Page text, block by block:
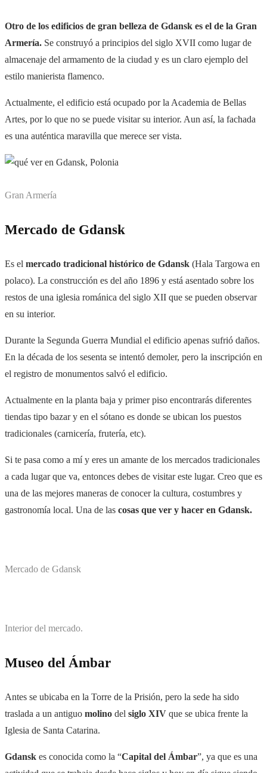
Otro de los edificios de gran belleza de Gdansk es el de la Gran
Armería. Se construyó a principios del siglo XVII como lugar de
almacenaje del armamento de la ciudad y es un claro ejemplo del
estilo manierista flamenco.
Actualmente, el edificio está ocupado por la Academia de Bellas
Artes, por lo que no se puede visitar su interior. Aun así, la fachada
es una auténtica maravilla que merece ser vista.
Gran Armería
Mercado de Gdansk
Es el mercado tradicional histórico de Gdansk (Hala Targowa en
polaco). La construcción es del año 1896 y está asentado sobre los
restos de una iglesia románica del siglo XII que se pueden observar
en su interior.
Durante la Segunda Guerra Mundial el edificio apenas sufrió daños.
En la década de los sesenta se intentó demoler, pero la inscripción en
el registro de monumentos salvó el edificio.
Actualmente en la planta baja y primer piso encontrarás diferentes
tiendas tipo bazar y en el sótano es donde se ubican los puestos
tradicionales (carnicería, frutería, etc).
Si te pasa como a mí y eres un amante de los mercados tradicionales
a cada lugar que va, entonces debes de visitar este lugar. Creo que es
una de las mejores maneras de conocer la cultura, costumbres y
gastronomía local. Una de las cosas que ver y hacer en Gdansk.
Mercado de Gdansk
Interior del mercado.
Museo del Ámbar
Antes se ubicaba en la Torre de la Prisión, pero la sede ha sido
traslada a un antiguo molino del siglo XIV que se ubica frente la
Iglesia de Santa Catarina.
Gdansk es conocida como la “Capital del Ámbar”, ya que es una